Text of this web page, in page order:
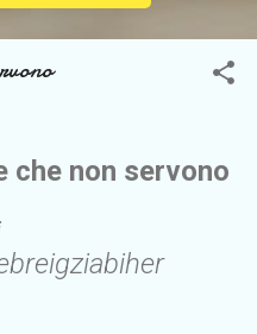
che non servono